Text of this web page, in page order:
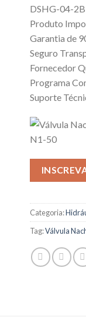
DSHG-04-
Produto
Garantia de
Seguro
Fornecedor
Programa
Suporte
Categoria:
Tag:Válvula